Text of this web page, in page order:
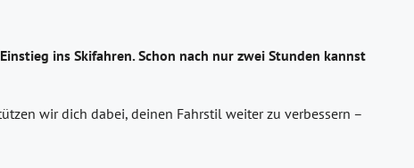
ins Skifahren. Schon nach nur zwei Stunden kannst
wir dich dabei, deinen Fahrstil weiter zu verbessern –